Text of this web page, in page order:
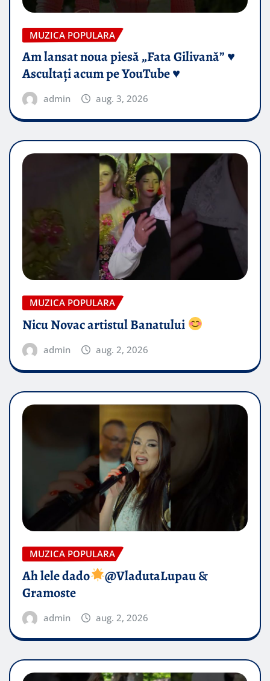
MUZICA POPULARA
Am lansat noua piesă „Fata Gilivană” ♥️
Ascultați acum pe YouTube ♥️
admin aug. 3, 2026
MUZICA POPULARA
Nicu Novac artistul Banatului
admin aug. 2, 2026
MUZICA POPULARA
Ah lele dado​
@VladutaLupau &
Gramoste
admin aug. 2, 2026